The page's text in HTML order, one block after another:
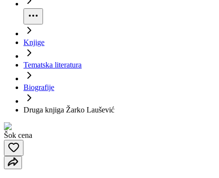
Knjige
Tematska literatura
Biografije
Druga knjiga Žarko Laušević
Šok cena